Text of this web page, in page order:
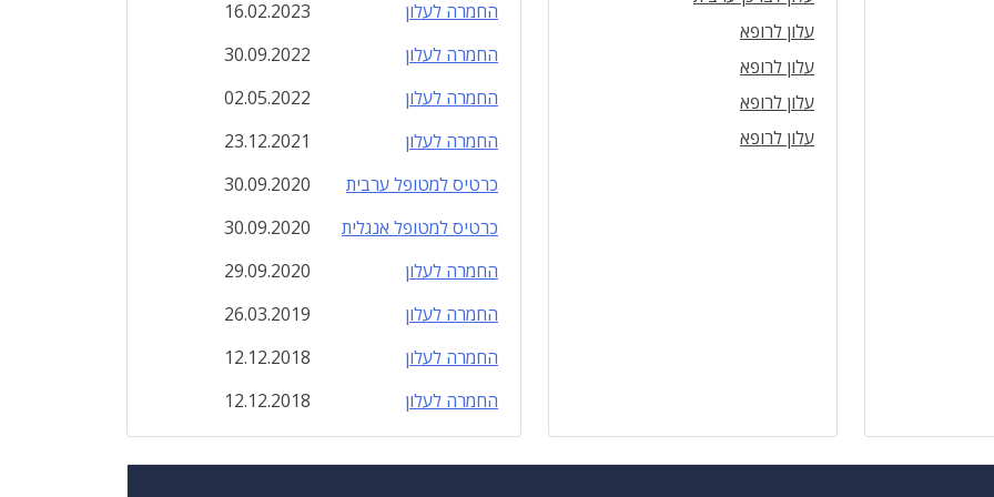
עלון לרופא
עלון לרופא
עלון לרופא
עלון לרופא
החמרה לעלון
16.02.2023
החמרה לעלון
30.09.2022
החמרה לעלון
02.05.2022
החמרה לעלון
23.12.2021
כרטיס למטופל ערבית
30.09.2020
כרטיס למטופל אנגלית
30.09.2020
החמרה לעלון
29.09.2020
החמרה לעלון
26.03.2019
החמרה לעלון
12.12.2018
החמרה לעלון
12.12.2018